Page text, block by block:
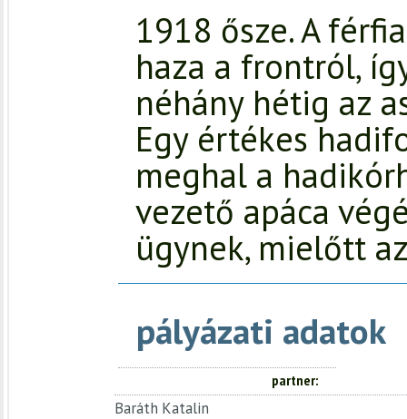
1918 ősze. A
haza a frontról,
néhány hétig az
Egy értékes
meghal a
vezető apáca
ügynek, mielőtt
pályázati adatok
partner
Baráth Katalin